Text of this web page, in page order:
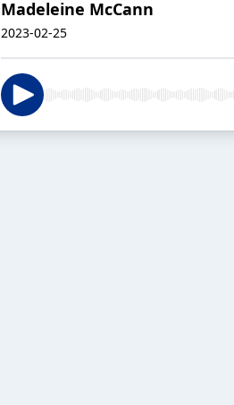
Madeleine McCann
2023-02-25